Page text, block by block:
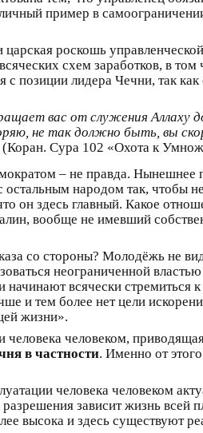
пример в
роскошь
схем заработков, в
позиции лидера Чечни, так
вас от служения Аллаху
не так должно быть, вы
(Коран. Сура 102 «Охота к
– не правда. Нынешнее
остальным народом так, чтобы
он здесь главный. Какое
вообще не имевший
со стороны? Молодёжь не
неограниченной
всячески стремиться
и тем более нет цели
жизни».
человека человеком,
в частности. Именно от
человека человеком
зависит жизнь
высока и здесь существуют